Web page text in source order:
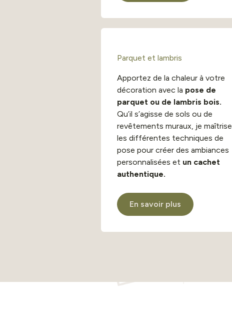
Parquet et lambris
Apportez de la chaleur à votre
décoration avec la pose de
parquet ou de lambris bois.
Qu’il s’agisse de sols ou de
revêtements muraux, je maîtrise
les différentes techniques de
pose pour créer des ambiances
personnalisées et un cachet
authentique.
En savoir plus